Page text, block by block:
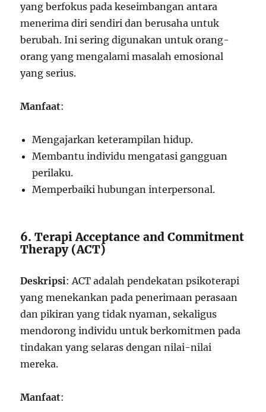
yang berfokus pada keseimbangan antara
menerima diri sendiri dan berusaha untuk
berubah. Ini sering digunakan untuk orang-
orang yang mengalami masalah emosional
yang serius.
Manfaat:
Mengajarkan keterampilan hidup.
Membantu individu mengatasi gangguan
perilaku.
Memperbaiki hubungan interpersonal.
6. Terapi Acceptance and Commitment
Therapy (ACT)
Deskripsi: ACT adalah pendekatan psikoterapi
yang menekankan pada penerimaan perasaan
dan pikiran yang tidak nyaman, sekaligus
mendorong individu untuk berkomitmen pada
tindakan yang selaras dengan nilai-nilai
mereka.
Manfaat: